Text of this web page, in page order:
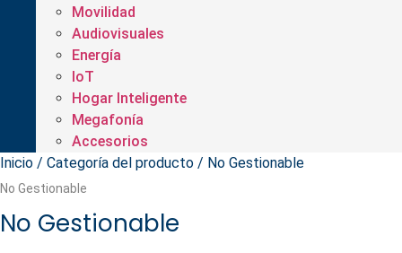
Movilidad
Audiovisuales
Energía
IoT
Hogar Inteligente
Megafonía
Accesorios
Inicio / Categoría del producto / No Gestionable
No Gestionable
No Gestionable